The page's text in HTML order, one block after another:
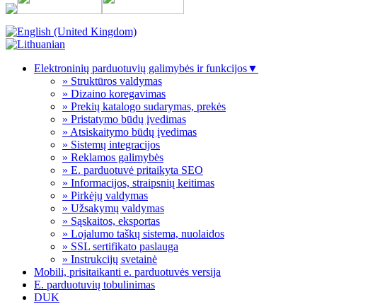
Elektroninių parduotuvių galimybės ir funkcijos▼
» Struktūros valdymas
» Dizaino koregavimas
» Prekių katalogo sudarymas, prekės
» Pristatymo būdų įvedimas
» Atsiskaitymo būdų įvedimas
» Sistemų integracijos
» Reklamos galimybės
» E. parduotuvė pritaikyta SEO
» Informacijos, straipsnių keitimas
» Pirkėjų valdymas
» Užsakymų valdymas
» Sąskaitos, eksportas
» Lojalumo taškų sistema, nuolaidos
» SSL sertifikato paslauga
» Instrukcijų svetainė
Mobili, prisitaikanti e. parduotuvės versija
E. parduotuvių tobulinimas
DUK